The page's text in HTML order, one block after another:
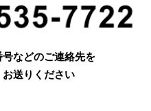
などのご連絡先を
送りください